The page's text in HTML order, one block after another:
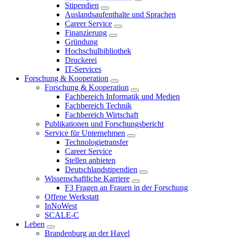
Stipendien
Auslandsaufenthalte und Sprachen
Career Service
Finanzierung
Gründung
Hochschulbibliothek
Druckerei
IT-Services
Forschung & Kooperation
Forschung & Kooperation
Fachbereich Informatik und Medien
Fachbereich Technik
Fachbereich Wirtschaft
Publikationen und Forschungsbericht
Service für Unternehmen
Technologietransfer
Career Service
Stellen anbieten
Deutschlandstipendien
Wissenschaftliche Karriere
F3 Fragen an Frauen in der Forschung
Offene Werkstatt
InNoWest
SCALE-C
Leben
Brandenburg an der Havel